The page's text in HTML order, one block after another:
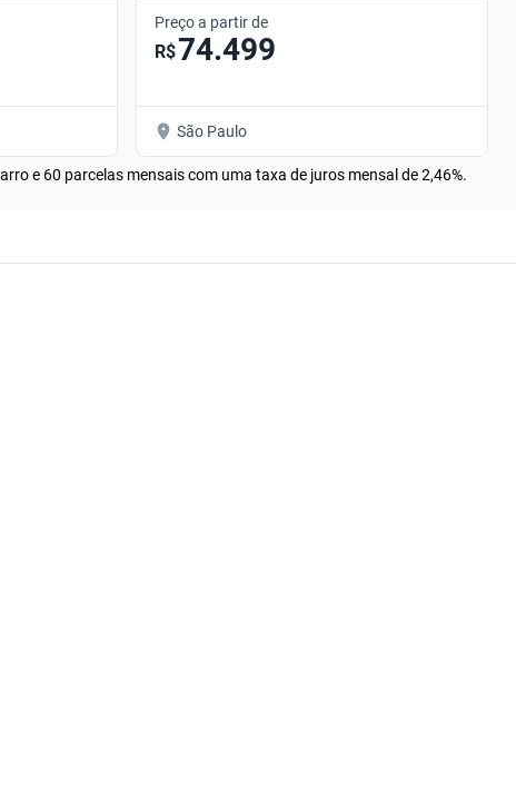
Preço a partir de
R$74.499
São Paulo
e 60 parcelas mensais com uma taxa de juros mensal de 2,46%.